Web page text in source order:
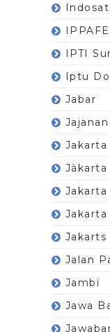
Indosat
IPTI
Iptu
Jabar
Jajanan
Jakarta
Jàkarta
Jakarta
Jakarta
Jakarts
Jalan
Jambi
Jawa